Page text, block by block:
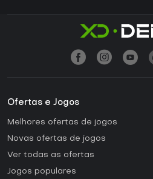
Ofertas e Jogos
Melhores ofertas de jogos
Novas ofertas de jogos
Ver todas as ofertas
Jogos populares